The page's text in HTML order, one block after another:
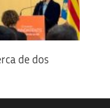
de dos